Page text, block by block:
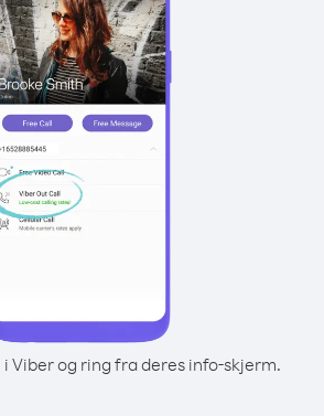
Viber og ring fra deres info-skjerm.